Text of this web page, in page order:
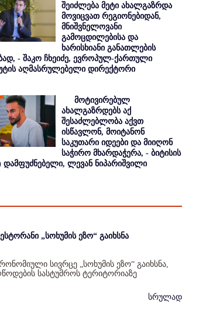
შეიძლება მეტი ახალგაზრდა
მოვიცვათ რეგიონებიდან,
მნიშვნელოვანი
გამოცდილებისა და
ხარისხიანი განათლების
- შაკო ჩხეიძე, ევროპულ-ქართული
აღმასრულებელი დირექტორი
მოტივირებულ
ახალგაზრდებს აქ
შესაძლებლობა აქვთ
ისწავლონ, მოიტანონ
საკუთარი იდეები და მიიღონ
საჭირო მხარდაჭერა, - ბიტისის
დამფუძნებელი, ლევან ნიპარიშვილი
„სოხუმის ეზო“ გაიხსნა
სივრცე „სოხუმის ეზო“ გაიხსნა,
სასტუმროს ტერიტორიაზე
სრულად